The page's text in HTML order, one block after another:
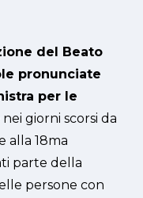
del Beato
pronunciate
per le
giorni scorsi da
alla 18ma
parte della
persone con